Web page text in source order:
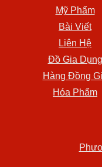
Mỹ Phẩm
Bài Viết
Liên Hệ
Đồ Gia Dụng
Hàng Đồng
Hóa Phẩm